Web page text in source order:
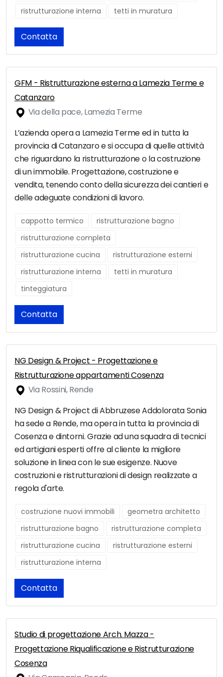
ristrutturazione interna
tetti in muratura
Contatta
GFM - Ristrutturazione esterna a Lamezia Terme e
Catanzaro
Via della pace, Lamezia Terme
L’azienda opera a Lamezia Terme ed in tutta la
provincia di Catanzaro e si occupa di quelle attività
che riguardano la ristrutturazione o la costruzione
di un immobile. Progettazione, costruzione e
vendita, tenendo conto della sicurezza dei cantieri e
delle adeguate condizioni di lavoro.
cappotto termico
ristrutturazione bagno
ristrutturazione completa
ristrutturazione cucina
ristrutturazione esterni
ristrutturazione interna
tetti in muratura
tinteggiatura
Contatta
NG Design & Project - Progettazione e
Ristrutturazione appartamenti Cosenza
Via Rossini, Rende
NG Design & Project di Abbruzese Addolorata Sonia
ha sede a Rende, ma opera in tutta la provincia di
Cosenza e dintorni. Grazie ad una squadra di tecnici
ed artigiani esperti offre al cliente la migliore
soluzione in linea con le sue esigenze. Nuove
costruzioni e ristrutturazioni di design realizzate a
regola d'arte.
costruzione nuovi immobili
geometra architetto
ristrutturazione bagno
ristrutturazione completa
ristrutturazione cucina
ristrutturazione esterni
ristrutturazione interna
Contatta
Studio di progettazione Arch. Mazza -
Progettazione Riqualificazione e Ristrutturazione
Cosenza